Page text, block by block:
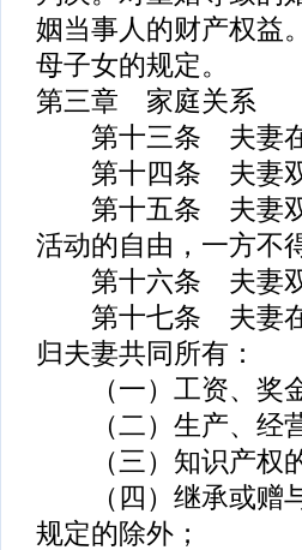
姻当事人的财产权益
母子女的规定。
第三章 家庭关系
第十三条 夫妻在
第十四条 夫妻双
第十五条 夫妻双
活动的自由，一方不
第十六条 夫妻双
第十七条 夫妻在
归夫妻共同所有：
（一）工资、奖
（二）生产、经营
（三）知识产权的
（四）继承或赠与
规定的除外；